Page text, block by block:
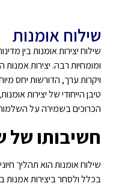
שילוח אומנות
שילוח יצירות אומנות בין
ומומחיות רבה. יצירות אמנות
ויקרות ערך, הדורשות יחס
טיבן הייחודי של יצירות
הכרוכים בשמירה על
חשיבותו של
שילוח אומנות הוא תהליך
בכלל ולסחר ביצירות אמנות